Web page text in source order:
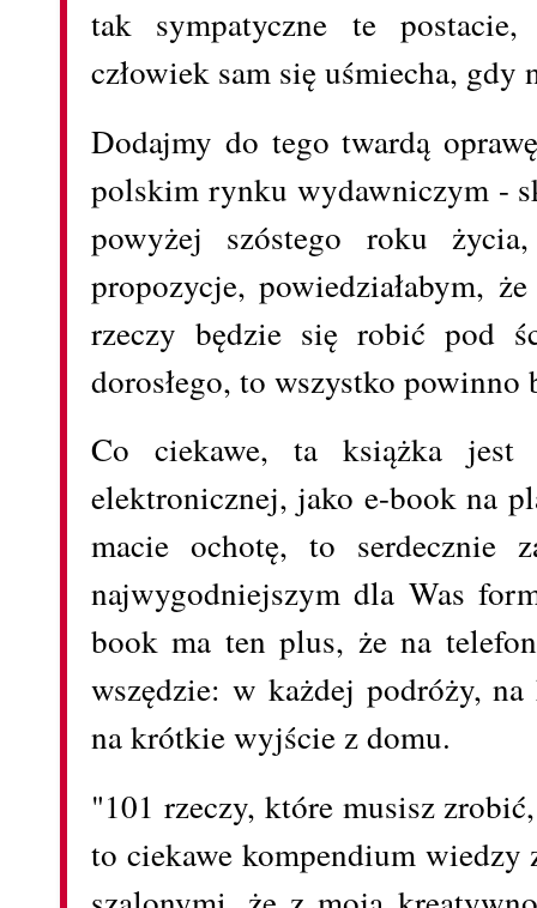
tak sympatyczne te
człowiek sam się uśmiecha, gdy
Dodajmy do tego twardą
polskim rynku wydawniczym -
powyżej szóstego roku
propozycje, powiedziałabym,
rzeczy będzie się robić pod
dorosłego, to wszystko powinno
Co ciekawe, ta książka jest
elektronicznej, jako e-book na
macie ochotę, to serdecznie
najwygodniejszym dla Was
book ma ten plus, że na
wszędzie: w każdej podróży,
na krótkie wyjście z domu.
"101 rzeczy, które musisz
to ciekawe kompendium wiedzy